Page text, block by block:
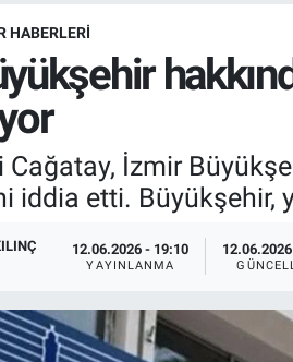
HABERLERİ
Cağatay, İzmir
iddia etti. Büyükşehir,
12.06.2026 - 19:10
YAYINLANMA